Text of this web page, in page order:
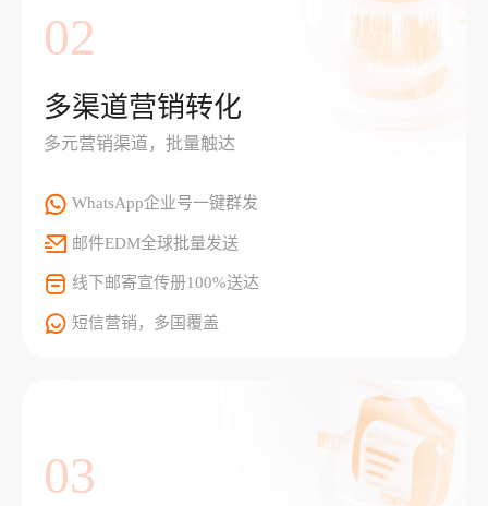
02
多渠道营销转化
多元营销渠道，批量触达
WhatsApp企业号一键群发
邮件EDM全球批量发送
线下邮寄宣传册100%送达
短信营销，多国覆盖
03